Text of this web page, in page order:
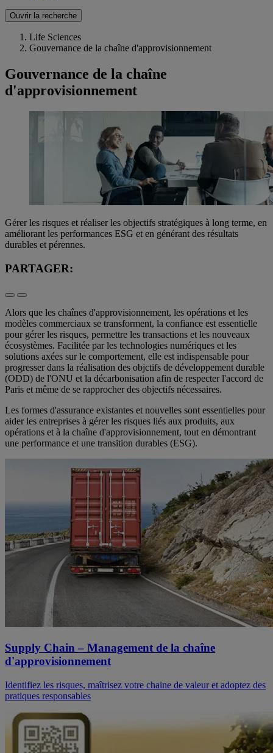
Ouvrir la recherche
Life Sciences
Gouvernance de la chaîne d'approvisionnement
Gouvernance de la chaîne
d'approvisionnement
Gérer les risques et réaliser les objectifs stratégiques à long terme, en
améliorant les performances ESG et en générant des résultats
durables et pérennes.
PARTAGER:
Alors que les chaînes d'approvisionnement, les opérations et les
modèles commerciaux se transforment, la confiance est essentielle
pour gérer les risques, permettre les transactions et les nouveaux
écosystèmes. Facilitée par les technologies numériques et les
solutions axées sur le comportement, elle est indispensable pour
progresser dans la réalisation des objctifs de développement durable
(ODD) de l'ONU et la décarbonisation afin de respecter l'accord de
Paris et même de se rapprocher des objectifs nécessaires.
Les formes d'assurance existantes et nouvelles sont essentielles pour
aider les entreprises à gérer les risques liés aux produits, aux
opérations et à la chaîne d'approvisionnement, tout en démontrant
une performance et une transition durables (ESG).
Supply Chain – Management de la chaîne
d'approvisionnement
Identifiez les risques, maîtrisez votre chaine de valeur et adoptez des
pratiques responsables